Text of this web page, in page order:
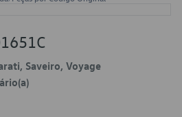
Saveiro, Voyage